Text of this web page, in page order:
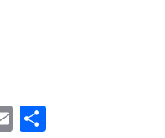
Email